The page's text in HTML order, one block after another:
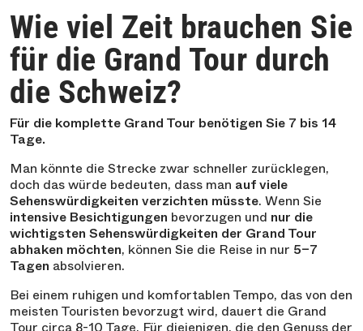
Wie viel Zeit brauchen Sie
für die Grand Tour durch
die Schweiz?
Für die komplette Grand Tour benötigen Sie 7 bis 14
Tage.
Man könnte die Strecke zwar schneller zurücklegen,
doch das würde bedeuten, dass man auf viele
Sehenswürdigkeiten verzichten müsste. Wenn Sie
intensive Besichtigungen bevorzugen und nur die
wichtigsten Sehenswürdigkeiten der Grand Tour
abhaken möchten, können Sie die Reise in nur 5–7
Tagen absolvieren.
Bei einem ruhigen und komfortablen Tempo, das von den
meisten Touristen bevorzugt wird, dauert die Grand
Tour circa 8-10 Tage. Für diejenigen, die den Genuss der